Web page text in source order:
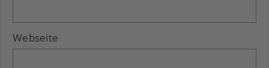
Webseite